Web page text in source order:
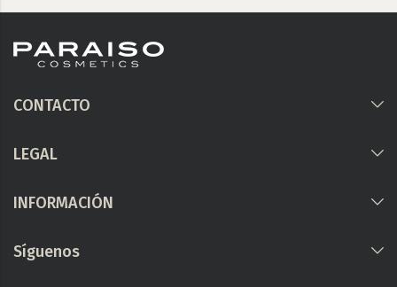
CONTACTO
LEGAL
INFORMACIÓN
Síguenos